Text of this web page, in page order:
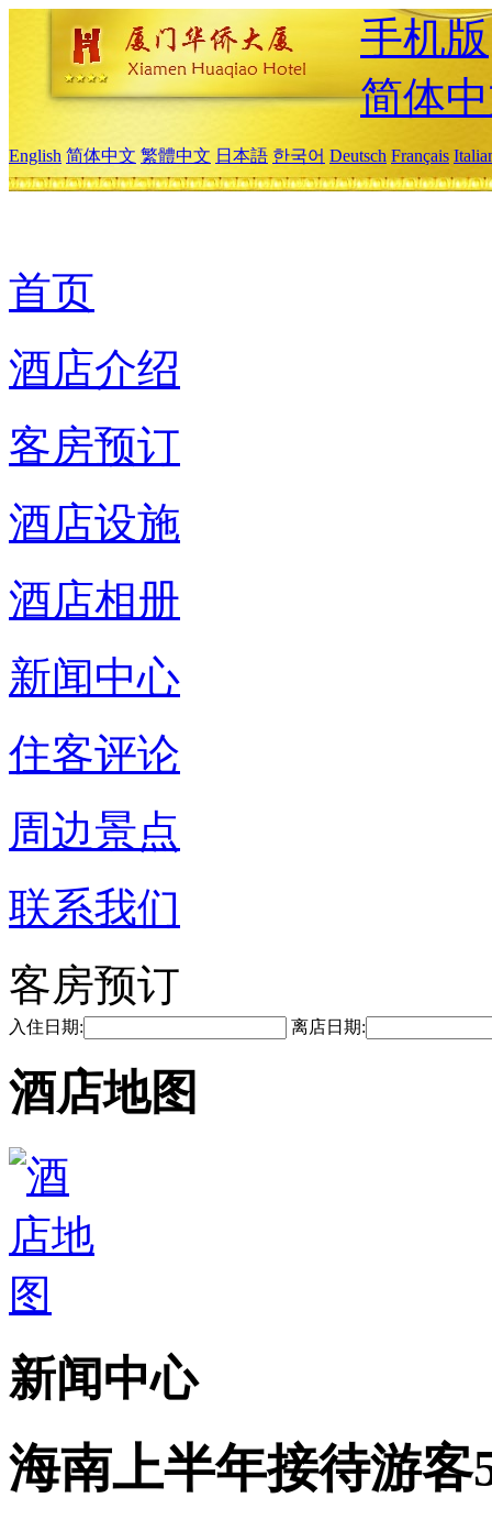
手机版
简体
English 简体中文 繁體中文 日本語 한국어 Deutsch Français
首页
酒店介绍
客房预订
酒店设施
酒店相册
新闻中心
住客评论
周边景点
联系我们
客房预订
入住日期: 离店日期:
酒店地图
新闻中心
海南上半年接待游客